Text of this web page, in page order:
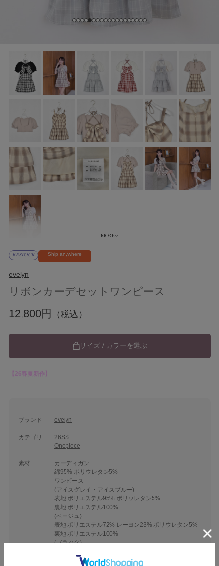
RESTOCK Ship anywhere
evelyn
リボンカーデセットワンピース
12,800円
（税込）
サイズ / カラーを選ぶ
【26春夏新作】
ブランド evelyn
カテゴリ
26SS
Onepiece
素材
カーディガン
綿95% ポリウレタン5%
ワンピース
(アイスグレイ・アイスブルー)
表地 ポリエステル95% ポリウレタン5%
裏地 ポリエステル100%
(ベージュ)
表地 ポリエステル72% レーヨン23% ポリウレタン5%
裏地 ポリエステル100%
(ブラック)
裏地 ポリエステル100%